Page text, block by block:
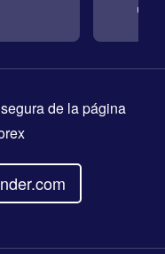
de la página